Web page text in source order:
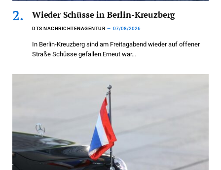
Wieder Schüsse in Berlin-Kreuzberg
DTS NACHRICHTENAGENTUR 07/08/2026
In Berlin-Kreuzberg sind am Freitagabend wieder auf offener
Straße Schüsse gefallen.Erneut war…